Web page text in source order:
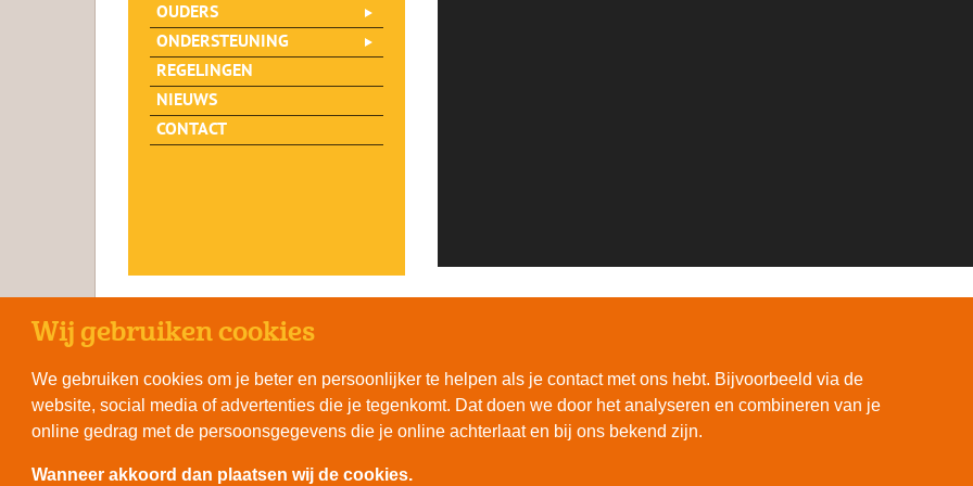
Wij gebruiken cookies
We gebruiken cookies om je beter en persoonlijker te helpen als je contact met ons hebt. Bijvoorbeeld via de
website, social media of advertenties die je tegenkomt. Dat doen we door het analyseren en combineren van je
online gedrag met de persoonsgegevens die je online achterlaat en bij ons bekend zijn.
Wanneer akkoord dan plaatsen wij de cookies.
OUDERS
ONDERSTEUNING
REGELINGEN
NIEUWS
CONTACT
RSIN/ fiscaal nummer: 8077.87.000 |